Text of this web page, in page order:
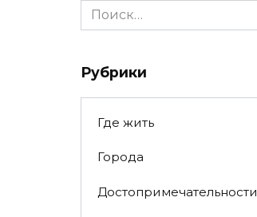
Search
for:
Рубрики
Где жить
Города
Достопримечательности